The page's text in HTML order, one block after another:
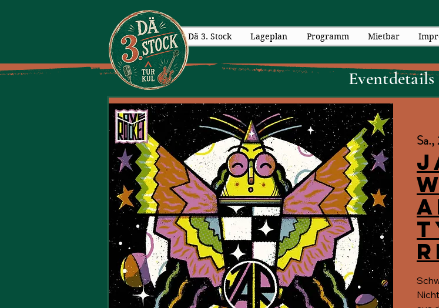
Dä 3. Stock Lageplan Programm Mietbar
Eventdetails